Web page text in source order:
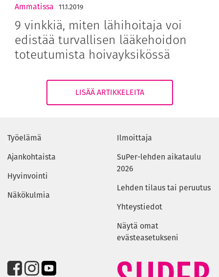
Ammatissa 11.1.2019
9 vinkkiä, miten lähihoitaja voi
edistää turvallisen lääkehoidon
toteutumista hoivayksikössä
LISÄÄ ARTIKKELEITA
Työelämä
Ajankohtaista
Hyvinvointi
Näkökulmia
Ilmoittaja
SuPer-lehden aikataulu
2026
Lehden tilaus tai peruutus
Yhteystiedot
Näytä omat
evästeasetukseni